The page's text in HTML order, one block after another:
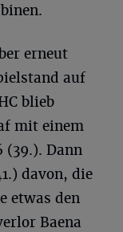
erneut
auf
blieb
mit einem
(39.). Dann
davon, die
etwas den
Baena